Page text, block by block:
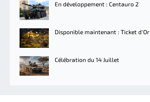
En développement : Centauro 2
Disponible maintenant : Ticket d'Or
Célébration du 14 Juillet